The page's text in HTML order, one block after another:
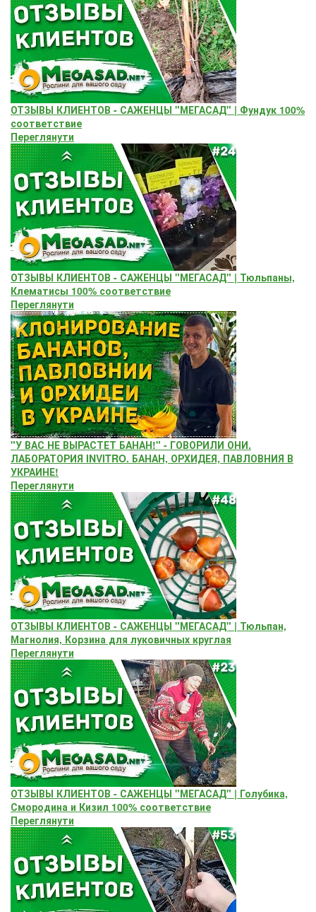
ОТЗЫВЫ КЛИЕНТОВ - САЖЕНЦЫ "МЕГАСАД" | Фундук 100%
соответствие
Переглянути
ОТЗЫВЫ КЛИЕНТОВ - САЖЕНЦЫ "МЕГАСАД" | Тюльпаны,
Клематисы 100% соответствие
Переглянути
"У ВАС НЕ ВЫРАСТЕТ БАНАН!" - ГОВОРИЛИ ОНИ.
ЛАБОРАТОРИЯ INVITRO. БАНАН, ОРХИДЕЯ, ПАВЛОВНИЯ В
УКРАИНЕ!
Переглянути
ОТЗЫВЫ КЛИЕНТОВ - САЖЕНЦЫ "МЕГАСАД" | Тюльпан,
Магнолия, Корзина для луковичных круглая
Переглянути
ОТЗЫВЫ КЛИЕНТОВ - САЖЕНЦЫ "МЕГАСАД" | Голубика,
Смородина и Кизил 100% соответствие
Переглянути